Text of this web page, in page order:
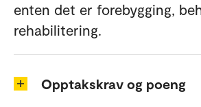
enten det er forebygging,
rehabilitering.
Opptakskrav og poeng